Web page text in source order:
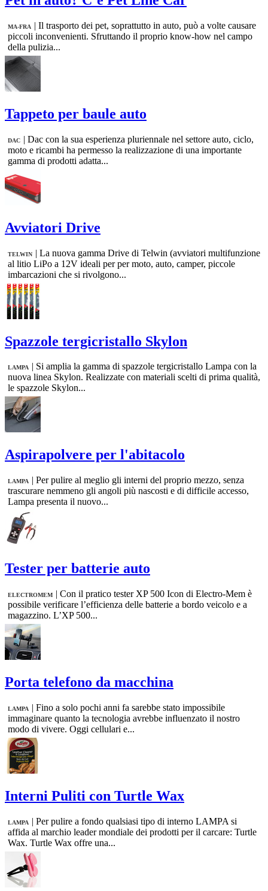
MA-FRA | Il trasporto dei pet, soprattutto in auto, può a volte causare
piccoli inconvenienti. Sfruttando il proprio know-how nel campo
della pulizia...
Tappeto per baule auto
DAC | Dac con la sua esperienza pluriennale nel settore auto, ciclo,
moto e ricambi ha permesso la realizzazione di una importante
gamma di prodotti adatta...
Avviatori Drive
TELWIN | La nuova gamma Drive di Telwin (avviatori multifunzione
al litio LiPo a 12V ideali per per moto, auto, camper, piccole
imbarcazioni che si rivolgono...
Spazzole tergicristallo Skylon
LAMPA
Si amplia la gamma di spazzole tergicristallo Lampa con la
nuova linea Skylon. Realizzate con materiali scelti di prima qualità,
le spazzole Skylon...
Aspirapolvere per l'abitacolo
LAMPA | Per pulire al meglio gli interni del proprio mezzo, senza
trascurare nemmeno gli angoli più nascosti e di difficile accesso,
Lampa presenta il nuovo...
Tester per batterie auto
ELECTROMEM | Con il pratico tester XP 500 Icon di Electro-Mem è
possibile verificare l’efficienza delle batterie a bordo veicolo e a
magazzino. L’XP 500...
Porta telefono da macchina
LAMPA | Fino a solo pochi anni fa sarebbe stato impossibile
immaginare quanto la tecnologia avrebbe influenzato il nostro
modo di vivere. Oggi cellulari e...
Interni Puliti con Turtle Wax
LAMPA | Per pulire a fondo qualsiasi tipo di interno LAMPA si
affida al marchio leader mondiale dei prodotti per il carcare: Turtle
Wax. Turtle Wax offre una...